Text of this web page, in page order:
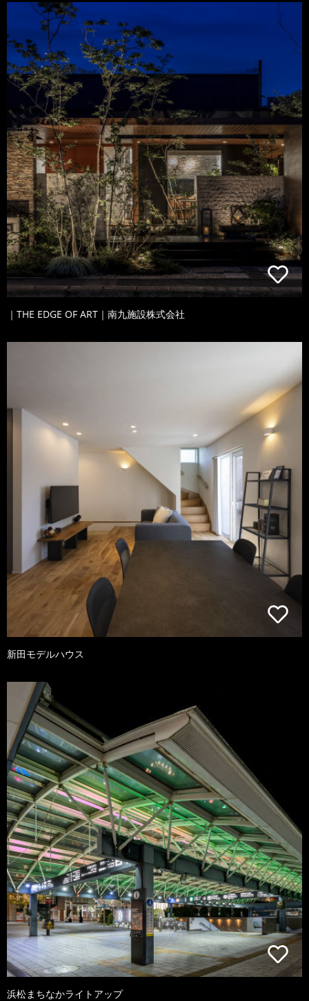
｜THE EDGE OF ART｜南九施設株式会社
新田モデルハウス
浜松まちなかライトアップ